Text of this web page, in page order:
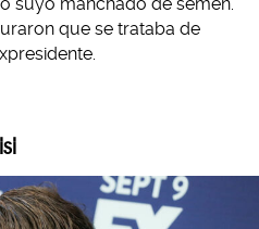
suyo manchado de semen.
que se trataba de